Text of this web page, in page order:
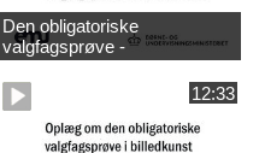
Den obligatoriske
valgfagsprøve -
madkundskab
12:33